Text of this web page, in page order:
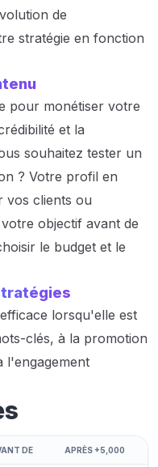
de
stratégie en fonction
pour monétiser votre
et la
souhaitez tester un
? Votre profil en
vos clients ou
objectif avant de
le budget et le
lorsqu'elle est
clés, à la promotion
l'engagement
DE APRÈS +5,000